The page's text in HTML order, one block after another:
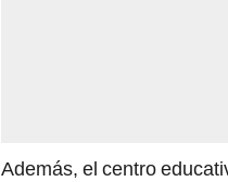
Además, el centro